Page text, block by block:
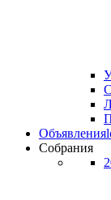
Объявления
Собрания